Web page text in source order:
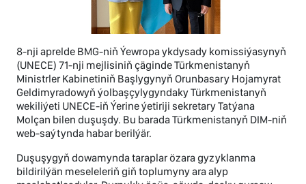
8-nji aprelde BMG-niň Ýewropa ykdysady komissiýasynyň
(UNECE) 71-nji mejlisiniň çäginde Türkmenistanyň
Ministrler Kabinetiniň Başlygynyň Orunbasary Hojamyrat
Geldimyradowyň ýolbaşçylygyndaky Türkmenistanyň
wekiliýeti UNECE-iň Ýerine ýetiriji sekretary Tatýana
Molçan bilen duşuşdy. Bu barada Türkmenistanyň DIM-niň
web-saýtynda habar berilýär.
Duşuşygyň dowamynda taraplar özara gyzyklanma
bildirilýän meseleleriň giň toplumyny ara alyp